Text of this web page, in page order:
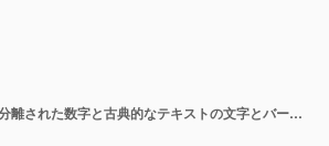
レトロな書体の分離された数字と古典的なテキストの文字とバーボンアルファベット